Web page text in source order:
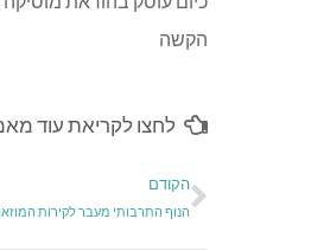
הקשה
לחצו לקריאת עוד
הקודם